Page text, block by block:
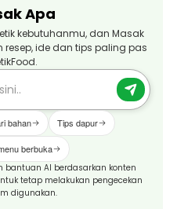
Apa
kebutuhanmu, dan Masak
ide dan tips paling pas
bahan Tips dapur
berbuka
bantuan AI berdasarkan konten
tetap melakukan pengecekan
digunakan.